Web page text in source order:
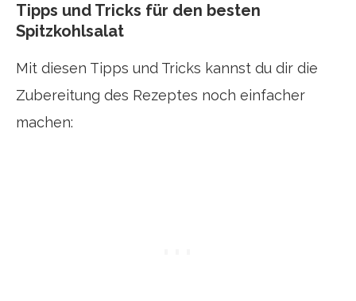
Tipps und Tricks für den besten
Spitzkohlsalat
Mit diesen Tipps und Tricks kannst du dir die
Zubereitung des Rezeptes noch einfacher
machen: